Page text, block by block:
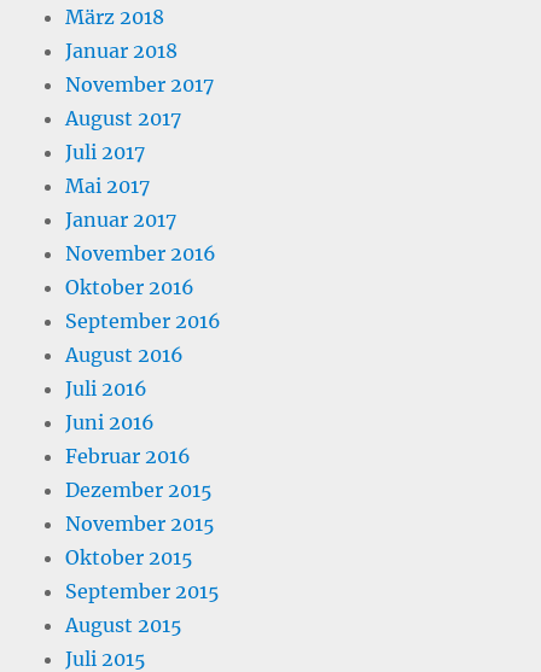
März 2018
Januar 2018
November 2017
August 2017
Juli 2017
Mai 2017
Januar 2017
November 2016
Oktober 2016
September 2016
August 2016
Juli 2016
Juni 2016
Februar 2016
Dezember 2015
November 2015
Oktober 2015
September 2015
August 2015
Juli 2015